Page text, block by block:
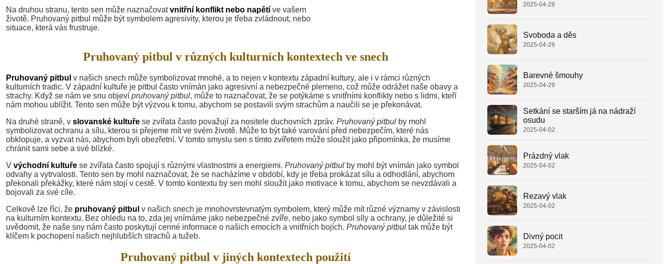
Na druhou stranu, tento sen může naznačovatvnitřní konflikt nebo napětí ve vašem
životě. Pruhovaný pitbul může být symbolem agresivity, kterou je třeba zvládnout, nebo
situace, která vás frustruje.
Pruhovaný pitbul v různých kulturních kontextech ve snech
Pruhovaný pitbul v našich snech může symbolizovat mnohé, a to nejen v kontextu západní kultury, ale i v rámci různých
kulturních tradic. V západní kultuře je pitbul často vnímán jako agresivní a nebezpečné plemeno, což může odrážet naše obavy a
strachy. Když se nám ve snu objeví pruhovaný pitbul, může to naznačovat, že se potýkáme s vnitřními konflikty nebo s lidmi, kteří
nám mohou ublížit. Tento sen může být výzvou k tomu, abychom se postavili svým strachům a naučili se je překonávat.
Na druhé straně, v slovanské kultuře se zvířata často považují za nositele duchovních zpráv. Pruhovaný pitbul by mohl
symbolizovat ochranu a sílu, kterou si přejeme mít ve svém životě. Může to být také varování před nebezpečím, které nás
obklopuje, a vyzvat nás, abychom byli obezřetní. V tomto smyslu sen s tímto zvířetem může sloužit jako připomínka, že musíme
chránit sami sebe a své blízké.
V východní kultuře se zvířata často spojují s různými vlastnostmi a energiemi. Pruhovaný pitbul by mohl být vnímán jako symbol
odvahy a vytrvalosti. Tento sen by mohl naznačovat, že se nacházíme v období, kdy je třeba prokázat sílu a odhodlání, abychom
překonali překážky, které nám stojí v cestě. V tomto kontextu by sen mohl sloužit jako motivace k tomu, abychom se nevzdávali a
bojovali za své cíle.
Celkově lze říci, že pruhovaný pitbul v našich snech je mnohovrstevnatým symbolem, který může mít různé významy v závislosti
na kulturním kontextu. Bez ohledu na to, zda jej vnímáme jako nebezpečné zvíře, nebo jako symbol síly a ochrany, je důležité si
uvědomit, že naše sny nám často poskytují cenné informace o našich emocích a vnitřních bojích. Pruhovaný pitbul tak může být
klíčem k pochopení našich nejhlubších strachů a tužeb.
Pruhovaný pitbul v jiných kontextech použití
2025-04-29
Svoboda a děs
2025-04-29
Barevné šmouhy
2025-04-29
Setkání se starším já na nádraží
osudu
2025-04-02
Prázdný vlak
2025-04-02
Rezavý vlak
2025-04-02
Divný pocit
2025-04-02